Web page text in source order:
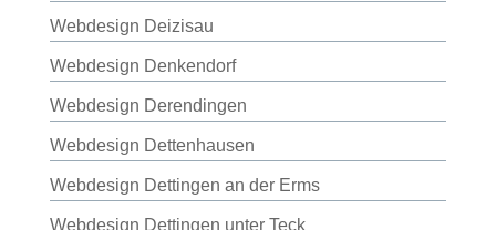
Webdesign Deizisau
Webdesign Denkendorf
Webdesign Derendingen
Webdesign Dettenhausen
Webdesign Dettingen an der Erms
Webdesign Dettingen unter Teck